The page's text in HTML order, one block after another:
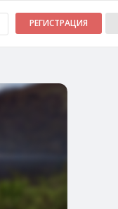
РЕГИСТРАЦИЯ